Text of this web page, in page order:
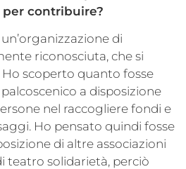
contribuire?
di
riconosciuta, che si
scoperto quanto fosse
a disposizione
nel raccogliere fondi e
Ho pensato quindi fosse
di altre associazioni
teatro solidarietà, perciò